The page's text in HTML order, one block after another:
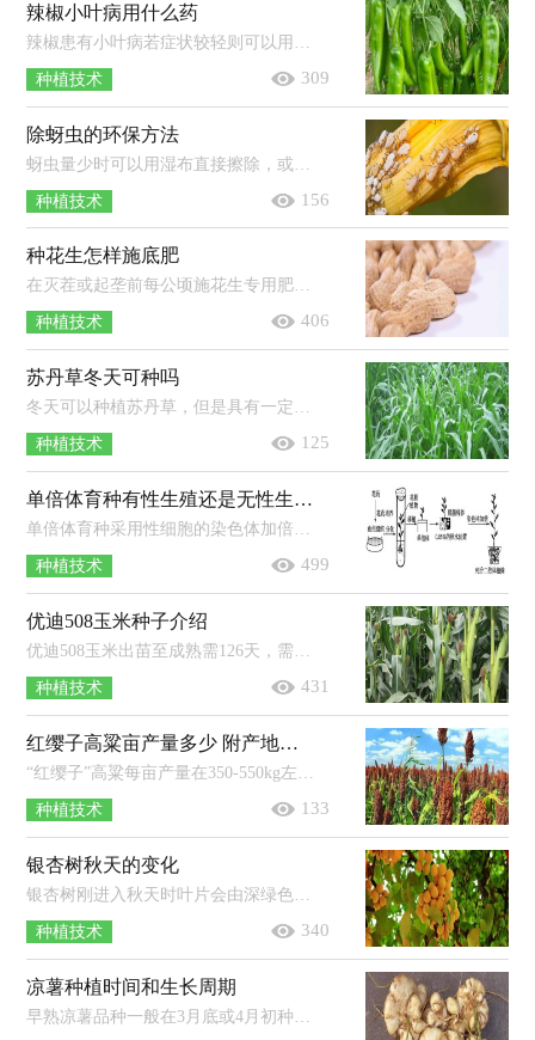
辣椒小叶病用什么药
种植技术 309
除蚜虫的环保方法
种植技术 156
种花生怎样施底肥
在灭茬或起垄前每公顷施花生专用肥750-900kg或三元素复合肥300-375kg，若用单元素化肥，每公顷可施尿素150-180kg或碳酸氢铵375-450kg...
种植技术 406
苏丹草冬天可种吗
冬天可以种植苏丹草，但是具有一定的风险。苏丹草的发芽适温为20-30℃，极限温度为8-10°C，其种子一般会在播种4-5天后萌发，经过7-8天左...
种植技术 125
单倍体育种有性生殖还是无性生殖 无性生殖的优点
单倍体育种采用性细胞的染色体加倍获得纯种，所以算是有性生殖。有性生殖是指由亲本产生的有性生殖细胞（配子），经过两性生殖细胞（例如精...
种植技术 499
优迪508玉米种子介绍
优迪508玉米出苗至成熟需126天，需大于10℃积温2650℃左右，幼苗绿色，叶鞘紫色，叶缘浅紫色，株高280厘米左右，穗位103厘米左右，成株叶片20片...
种植技术 431
红缨子高粱亩产量多少 附产地分布和简介
“红缨子”高粱每亩产量在350-550kg左右。红缨子全生育期131天左右，属糯性中杆中熟常规品种，叶色浓绿，颖壳红色，叶宽7.3cm左右，总叶数1...
种植技术 133
银杏树秋天的变化
银杏树刚进入秋天时叶片会由深绿色变为浅黄色，果子呈淡黄色；深秋时叶片会由浅黄色变为深黄色，果子变为橙黄色，此时果子已经完全成熟，需...
种植技术 340
凉薯种植时间和生长周期
早熟凉薯品种一般在3月底或4月初种植，生育期为130-150天左右。中熟凉薯品种一般在4月初左右种植，生育期在150天以上。晚熟凉薯品种...